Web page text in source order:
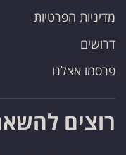
מדיניות הפרטיות
דרושים
פרסמו אצלנו
רוצים